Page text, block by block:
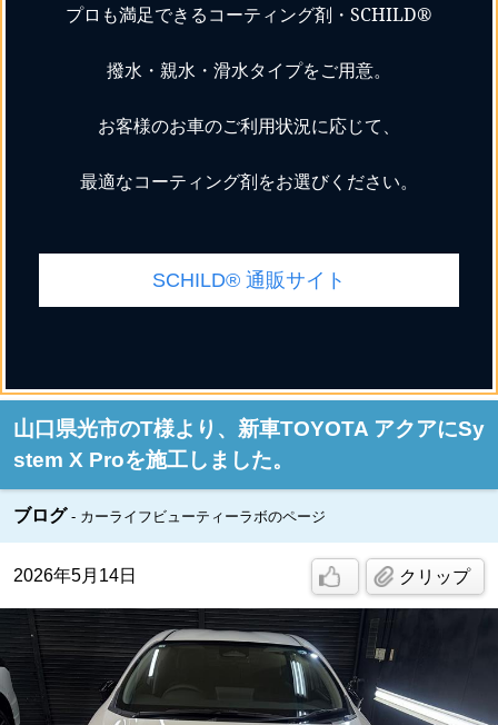
プロも満足できるコーティング剤・SCHILD®
撥水・親水・滑水タイプをご用意。
お客様のお車のご利用状況に応じて、
最適なコーティング剤をお選びください。
SCHILD® 通販サイト
山口県光市のT様より、新車TOYOTA アクアにSy
stem X Proを施工しました。
ブログ カーライフビューティーラボのページ
2026年5月14日 クリップ